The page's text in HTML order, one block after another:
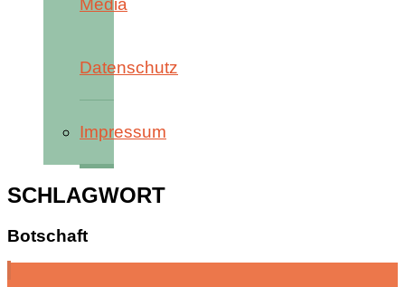
Media
Datenschutz
Impressum
SCHLAGWORT
Botschaft